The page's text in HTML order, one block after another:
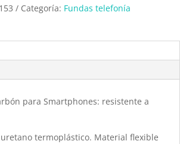
Categoría: Fundas telefonía
para Smartphones: resistente a
termoplástico. Material flexible